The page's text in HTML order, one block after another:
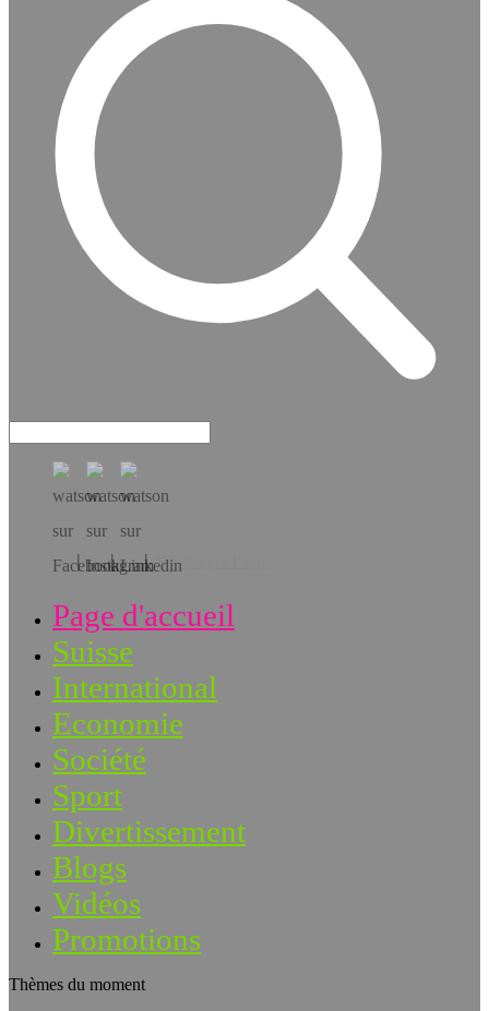
Téléchargez l’app!
Page d'accueil
Suisse
International
Economie
Société
Sport
Divertissement
Blogs
Vidéos
Promotions
Thèmes du moment